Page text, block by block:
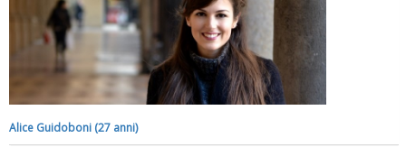
Ddl Lobby, Uisp: “Il Parlamento valorizzi le nostre specificità"
Alice Guidoboni (27 anni)